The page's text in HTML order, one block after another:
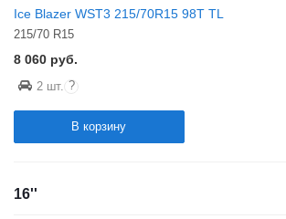
Ice Blazer WST3 215/70R15 98T TL
215/70 R15
8 060 руб.
2 шт. ?
В корзину
16''